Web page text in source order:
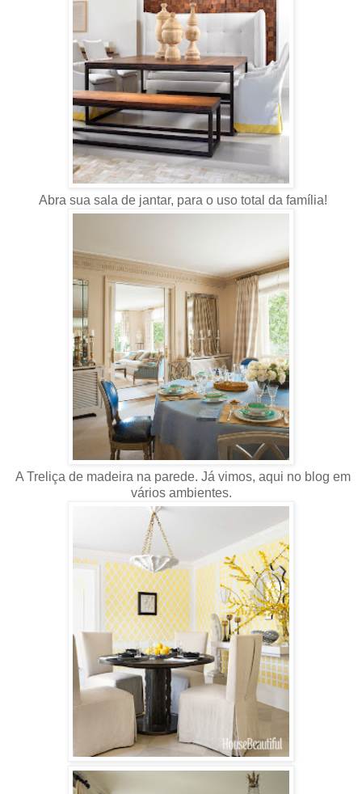
Abra sua sala de jantar, para o uso total da família!
A Treliça de madeira na parede. Já vimos, aqui no blog em
vários ambientes.